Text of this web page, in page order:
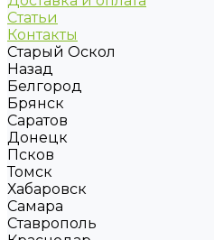
Статьи
Контакты
Старый Оскол
Назад
Белгород
Брянск
Саратов
Донецк
Псков
Томск
Хабаровск
Самара
Ставрополь